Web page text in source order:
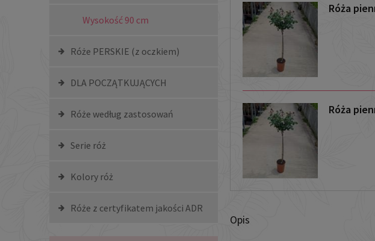
Wysokość 90 cm
Róże PERSKIE (z oczkiem)
DLA POCZĄTKUJĄCYCH
Róże według zastosowań
Serie róż
Kolory róż
Róże z certyfikatem jakości ADR
Opis
Róża
Róża